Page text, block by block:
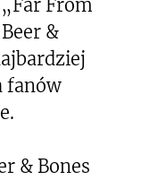
From
&
fanów
& Bones